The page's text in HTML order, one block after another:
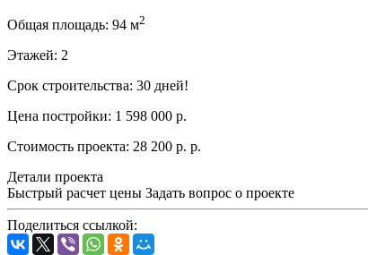
Общая площадь: 94 м2
Этажей: 2
Срок строительства: 30 дней!
Цена постройки: 1 598 000 р.
Стоимость проекта: 28 200 р. р.
Детали проекта
Быстрый расчет цены Задать вопрос о проекте
Поделиться ссылкой: